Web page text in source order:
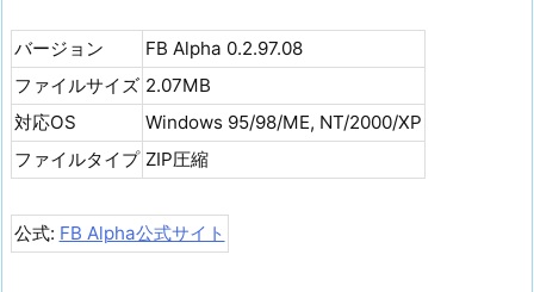
バージョン
FB Alpha 0.2.97.08
ファイルサイズ 2.07MB
対応OS
Windows 95/98/ME, NT/2000/XP
ファイルタイプ ZIP圧縮
公式: FB Alpha公式サイト